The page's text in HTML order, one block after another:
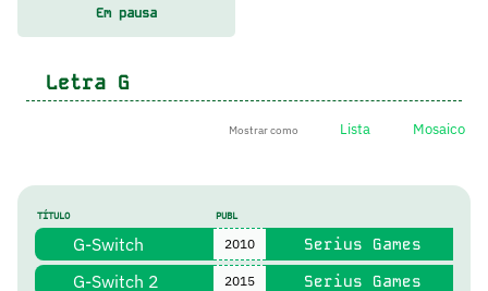
Em pausa
Letra G
Mostrar como Lista Mosaico
TÍTULO PUBL
G-Switch 2010 Serius Games
G-Switch 2 2015 Serius Games